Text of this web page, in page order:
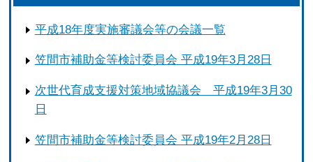
平成18年度実施審議会等の会議一覧
笠間市補助金等検討委員会 平成19年3月28日
次世代育成支援対策地域協議会 平成19年3月30
日
笠間市補助金等検討委員会 平成19年2月28日